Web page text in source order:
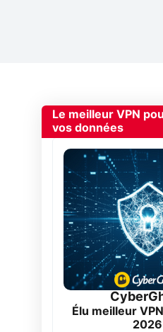
Le meilleur VPN
vos données
Élu meilleur
2026